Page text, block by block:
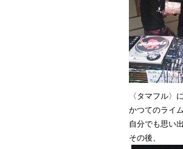
今の時代、「
年齢制限とか
そんな腰が引
どうしたって
最初からやら
と思ってしま
ちなみに、
もし私だった
血がブシュー
その後、
〈タマフル〉
かつてのライ
自分でも思い
その後、